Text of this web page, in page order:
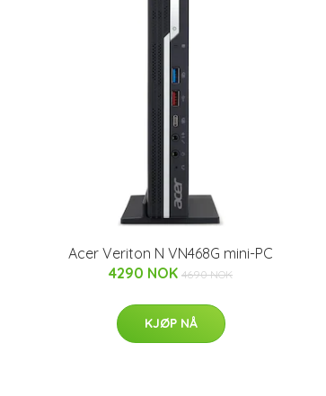
Acer Veriton N VN468G mini-PC
4290 NOK 4690 NOK
KJØP NÅ